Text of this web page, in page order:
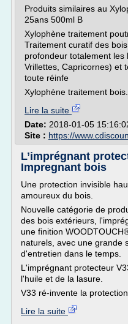
Produits similaires au
25ans 500ml B
Xylophène traitement
Traitement curatif des
profondeur totalement les
Vrillettes, Capricornes) et
toute réinfe
Xylophène traitement bois...
Lire la suite
Date: 2018-01-05
Site : https://
L’imprégnant
Impregnant bois
Une protection invisible
amoureux du bois.
Nouvelle catégorie de
des bois extérieurs,
une finition
naturels, avec une grande
d'entretien dans le temps.
L'imprégnant protecteur
l'huile et de la lasure.
V33 ré-invente la
Lire la suite